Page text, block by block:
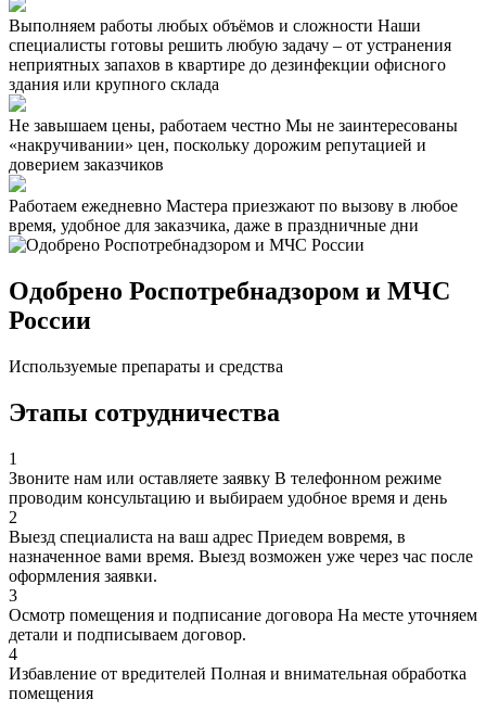
Выполняем работы любых объёмов и сложности Наши
специалисты готовы решить любую задачу – от устранения
неприятных запахов в квартире до дезинфекции офисного
здания или крупного склада
Не завышаем цены, работаем честно Мы не заинтересованы
«накручивании» цен, поскольку дорожим репутацией и
доверием заказчиков
Работаем ежедневно Мастера приезжают по вызову в любое
время, удобное для заказчика, даже в праздничные дни
Одобрено Роспотребнадзором и МЧС
России
Используемые препараты и средства
Этапы сотрудничества
1
Звоните нам или оставляете заявку В телефонном режиме
проводим консультацию и выбираем удобное время и день
2
Выезд специалиста на ваш адрес Приедем вовремя, в
назначенное вами время. Выезд возможен уже через час после
оформления заявки.
3
Осмотр помещения и подписание договора На месте уточняем
детали и подписываем договор.
4
Избавление от вредителей Полная и внимательная обработка
помещения